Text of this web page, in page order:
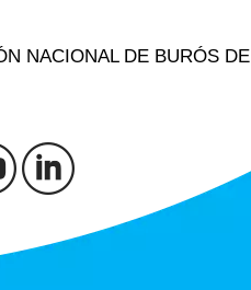
NACIONAL DE BURÓS DE